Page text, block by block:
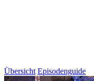
Übersicht Episodenguide